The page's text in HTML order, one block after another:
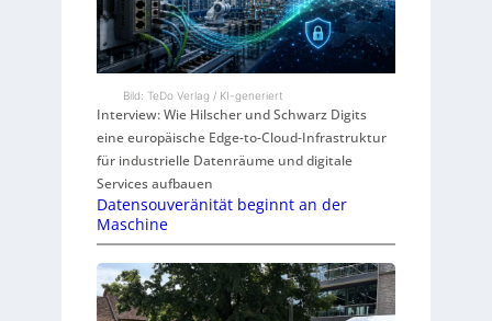
Bild: TeDo Verlag / KI-generiert
Interview: Wie Hilscher und Schwarz Digits
eine europäische Edge-to-Cloud-Infrastruktur
für industrielle Datenräume und digitale
Services aufbauen
Datensouveränität beginnt an der
Maschine